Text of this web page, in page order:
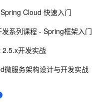
Cloud Stream集成消息中间件
Cloud 快速入门
系列课程 - Spring框架入门
开发实战
微服务架构设计与开发实战